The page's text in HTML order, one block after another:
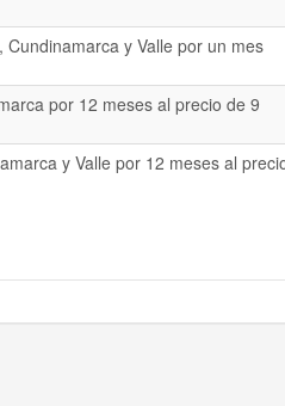
Cundinamarca y Valle por un mes
por 12 meses al precio de 9
y Valle por 12 meses al